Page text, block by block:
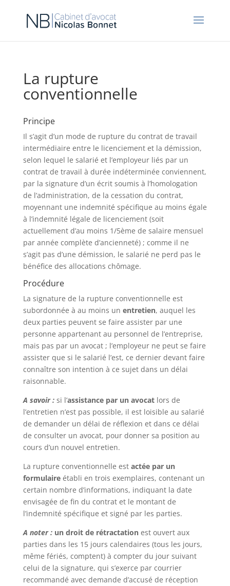
La rupture
conventionnelle
Principe
Il s’agit d’un mode de rupture du contrat de travail
intermédiaire entre le licenciement et la démission,
selon lequel le salarié et l’employeur liés par un
contrat de travail à durée indéterminée conviennent,
par la signature d’un écrit soumis à l’homologation
de l’administration, de la cessation du contrat,
moyennant une indemnité spécifique au moins égale
à l’indemnité légale de licenciement (soit
actuellement d’au moins 1/5ème de salaire mensuel
par année complète d’ancienneté) ; comme il ne
s’agit pas d’une démission, le salarié ne perd pas le
bénéfice des allocations chômage.
Procédure
La signature de la rupture conventionnelle est
subordonnée à au moins un entretien, auquel les
deux parties peuvent se faire assister par une
personne appartenant au personnel de l’entreprise,
mais pas par un avocat ; l’employeur ne peut se faire
assister que si le salarié l’est, ce dernier devant faire
connaître son intention à ce sujet dans un délai
raisonnable.
A savoir :si l’assistance par un avocatlors de
l’entretien n’est pas possible, il est loisible au salarié
de demander un délai de réflexion et dans ce délai
de consulter un avocat, pour donner sa position au
cours d’un nouvel entretien.
La rupture conventionnelle est actée par un
formulaireétabli en trois exemplaires, contenant un
certain nombre d’informations, indiquant la date
envisagée de fin du contrat et le montant de
l’indemnité spécifique et signé par les parties.
A noter :un droit de rétractationest ouvert aux
parties dans les 15 jours calendaires (tous les jours,
même fériés, comptent) à compter du jour suivant
celui de la signature, qui s’exerce par courrier
recommandé avec demande d’accusé de réception